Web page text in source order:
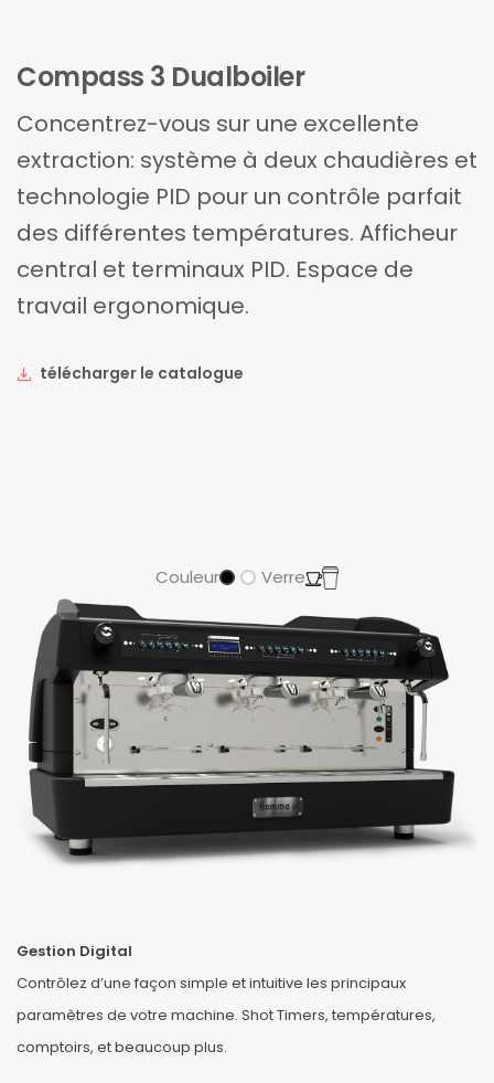
Compass 3 Dualboiler
Concentrez-vous sur une excellente
extraction: système à deux chaudières et
technologie PID pour un contrôle parfait
des différentes températures. Afficheur
central et terminaux PID. Espace de
travail ergonomique.
télécharger le catalogue
Couleur Verre
Gestion Digital
Contrôlez d’une façon simple et intuitive les principaux
paramètres de votre machine. Shot Timers, températures,
comptoirs, et beaucoup plus.